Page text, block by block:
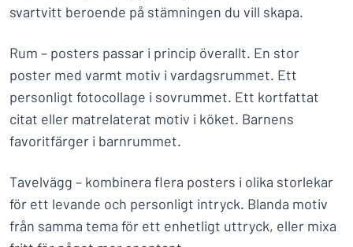
svartvitt beroende på stämningen du vill skapa.
Rum – posters passar i princip överallt. En stor
poster med varmt motiv i vardagsrummet. Ett
personligt fotocollage i sovrummet. Ett kortfattat
citat eller matrelaterat motiv i köket. Barnens
favoritfärger i barnrummet.
Tavelvägg – kombinera flera posters i olika storlekar
för ett levande och personligt intryck. Blanda motiv
från samma tema för ett enhetligt uttryck, eller mixa